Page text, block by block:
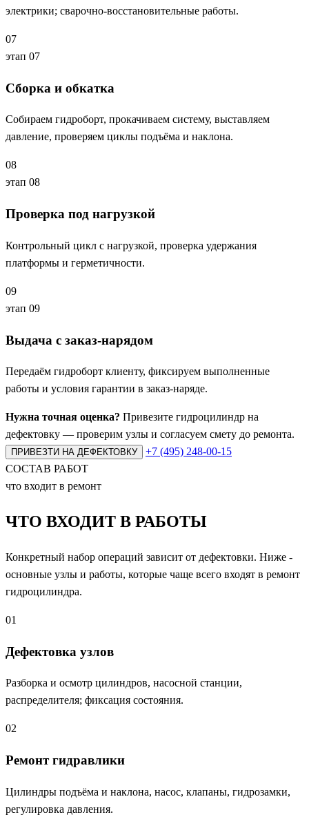
электрики; сварочно-восстановительные работы.
07
этап 07
Сборка и обкатка
Собираем гидроборт, прокачиваем систему, выставляем
давление, проверяем циклы подъёма и наклона.
08
этап 08
Проверка под нагрузкой
Контрольный цикл с нагрузкой, проверка удержания
платформы и герметичности.
09
этап 09
Выдача с заказ-нарядом
Передаём гидроборт клиенту, фиксируем выполненные
работы и условия гарантии в заказ-наряде.
Нужна точная оценка? Привезите гидроцилиндр на
дефектовку — проверим узлы и согласуем смету до ремонта.
ПРИВЕЗТИ НА ДЕФЕКТОВКУ
+7 (495) 248-00-15
СОСТАВ РАБОТ
что входит в ремонт
ЧТО ВХОДИТ В РАБОТЫ
Конкретный набор операций зависит от дефектовки. Ниже -
основные узлы и работы, которые чаще всего входят в ремонт
гидроцилиндра.
01
Дефектовка узлов
Разборка и осмотр цилиндров, насосной станции,
распределителя; фиксация состояния.
02
Ремонт гидравлики
Цилиндры подъёма и наклона, насос, клапаны, гидрозамки,
регулировка давления.